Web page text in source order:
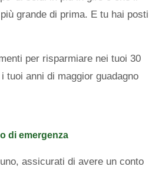
grande di prima. E tu hai posti
per risparmiare nei tuoi 30
tuoi anni di maggior guadagno
di emergenza
assicurati di avere un conto